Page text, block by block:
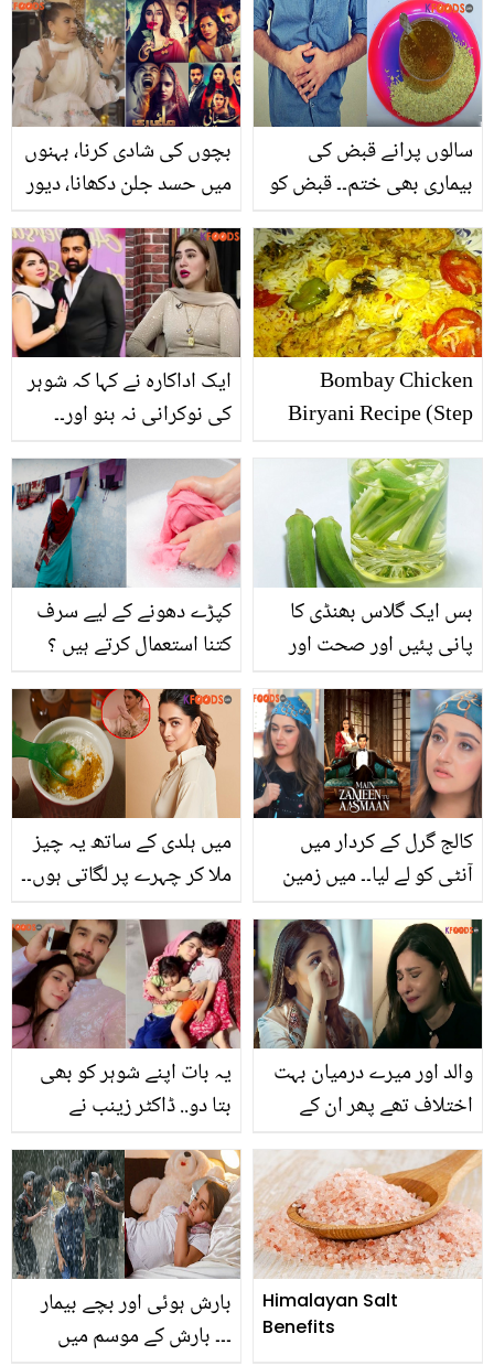
بچوں کی شادی کرنا، بہنوں
میں حسد جلن دکھانا، دیور
مشی خان ڈراموں پر برس
پڑیں، مداح بھی پیچھے نہ
رہے
سالوں پرانے قبض کی
بیماری بھی ختم۔۔ قبض کو
3 ٹوٹکے آزما کر دیکھیں
ایک اداکارہ نے کہا کہ شوہر
کی نوکرانی نہ بنو اور۔۔
کرتے ہیں؟ نجی زندگی سے
متعلق دلچسپ باتیں
Bombay Chicken
Biryani Recipe (Step
کپڑے دھونے کے لیے سرف
کتنا استعمال کرتے ہیں ؟
متعلق 4 ایسی چیزیں جو
اکثر لوگ نہیں جانتے
بس ایک گلاس بھنڈی کا
پانی پئیں اور صحت اور
ساری ملٹی وٹامنزکو بھول
جائیں
میں ہلدی کے ساتھ یہ چیز
ملا کر چہرے پر لگاتی ہوں۔۔
راز کون سا گھریلو ماسک
ہے جس سے آپ بھی اپنا
چہرہ جگمگا سکتی ہیں؟
کالج گرل کے کردار میں
آنٹی کو لے لیا۔۔ میں زمین
دیکھنے کے بعد حبا بخاری
صارفین کے نشانے پر ! باڈی
شیمنگ کی انتہا کردی
یہ بات اپنے شوہر کو بھی
بتا دو.. ڈاکٹر زینب نے
اٹھا دی ! لوگوں نے علیزے
کے آنسو یاد کروا دیے
والد اور میرے درمیان بہت
اختلاف تھے پھر ان کے
جب حنا الطاف والد کا ذکر
کرتے ہوئے رو پڑیں
بارش ہوئی اور بچے بیمار
۔۔۔ بارش کے موسم میں
Himalayan Salt
Benefits